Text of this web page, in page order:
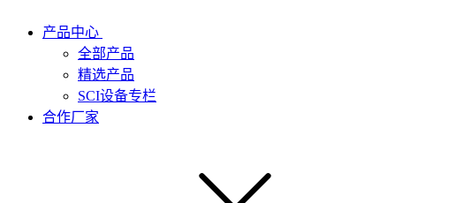
产品中心
全部产品
精选产品
SCI设备专栏
合作厂家